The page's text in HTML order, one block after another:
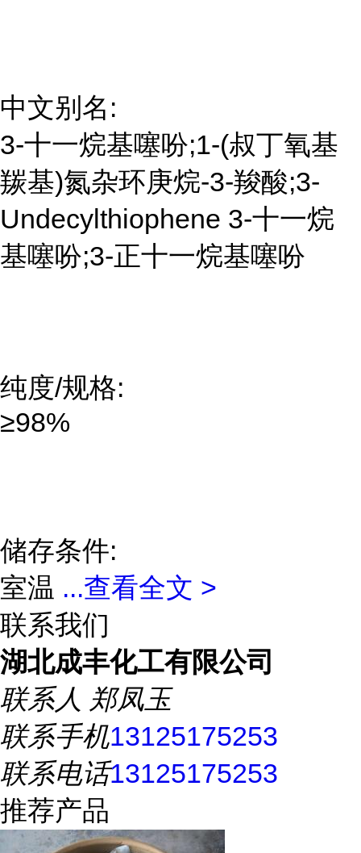
中文别名:
3-十一烷基噻吩;1-(叔丁氧基
羰基)氮杂环庚烷-3-羧酸;3-
Undecylthiophene 3-十一烷
基噻吩;3-正十一烷基噻吩
纯度/规格:
≥98%
储存条件:
室温 ...查看全文 >
联系我们
湖北成丰化工有限公司
联系人 郑凤玉
联系手机13125175253
联系电话13125175253
推荐产品